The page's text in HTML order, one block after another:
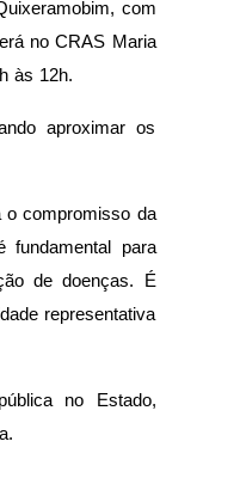
com
no CRAS Maria
às 12h.
aproximar os
o compromisso da
fundamental para
de doenças. É
representativa
no Estado,